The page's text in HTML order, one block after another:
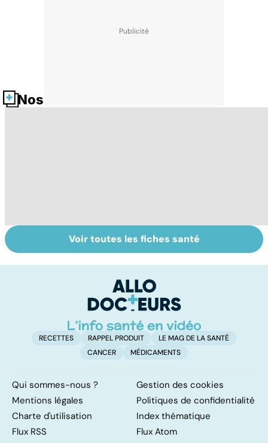
Nos fiches santé
Troubles anxieux,
une anxiété
Un rhume, ça se
soigne ?
Voir toutes les fiches santé
RECETTES RAPPEL PRODUIT
LE MAG DE LA SANTÉ
CANCER
MÉDICAMENTS
Qui sommes-nous ?
Gestion des cookies
Mentions légales
Politiques de confidentialité
Charte d'utilisation
Index thématique
Flux RSS
Flux Atom